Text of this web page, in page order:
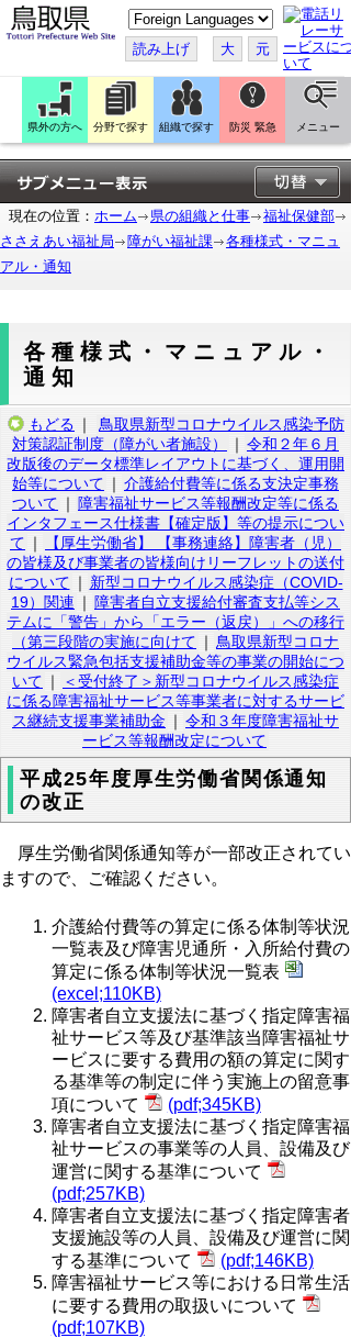
こ
の
ペ
ー
ジ
翻
訳
す
る
読み上げ 大 元
県外の方へ 分野で探す 組織で探す 防災 緊急 メニュー
現在の位置： ホーム 県の組織と仕事
福祉保健部
ささえあい福祉局
障がい福祉課
各種様式・マニュ
アル・通知
各種様式・マニュアル・
通知
もどる ｜
鳥取県新型コロナウイルス感染予防
対策認証制度（障がい者施設）
｜ 令和２年６月
改版後のデータ標準レイアウトに基づく、運用開
始等について ｜ 介護給付費等に係る支決定事務
ついて ｜ 障害福祉サービス等報酬改定等に係る
インタフェース仕様書【確定版】等の提示につい
て ｜
【厚生労働省】 【事務連絡】障害者（児）
の皆様及び事業者の皆様向けリーフレットの送付
について ｜ 新型コロナウイルス感染症（COVID-
19）関連 ｜ 障害者自立支援給付審査支払等シス
テムに「警告」から「エラー（返戻）」への移行
（第三段階の実施に向けて ｜ 鳥取県新型コロナ
ウイルス緊急包括支援補助金等の事業の開始につ
いて ｜
＜受付終了＞新型コロナウイルス感染症
に係る障害福祉サービス等事業者に対するサービ
ス継続支援事業補助金 ｜ 令和３年度障害福祉サ
ービス等報酬改定について
平成25年度厚生労働省関係通知
の改正
厚生労働省関係通知等が一部改正されてい
ますので、ご確認ください。
介護給付費等の算定に係る体制等状況
一覧表及び障害児通所・入所給付費の
算定に係る体制等状況一覧表
(excel;110KB)
障害者自立支援法に基づく指定障害福
祉サービス等及び基準該当障害福祉サ
ービスに要する費用の額の算定に関す
る基準等の制定に伴う実施上の留意事
項について
(pdf;345KB)
障害者自立支援法に基づく指定障害福
祉サービスの事業等の人員、設備及び
運営に関する基準について
(pdf;257KB)
障害者自立支援法に基づく指定障害者
支援施設等の人員、設備及び運営に関
する基準について
(pdf;146KB)
障害福祉サービス等における日常生活
に要する費用の取扱いについて
(pdf;107KB)